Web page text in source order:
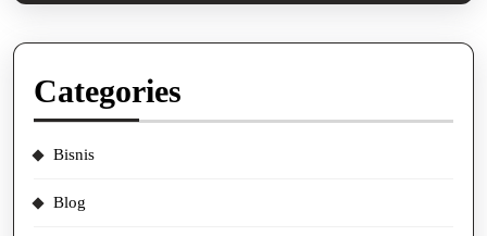
Categories
Bisnis
Blog